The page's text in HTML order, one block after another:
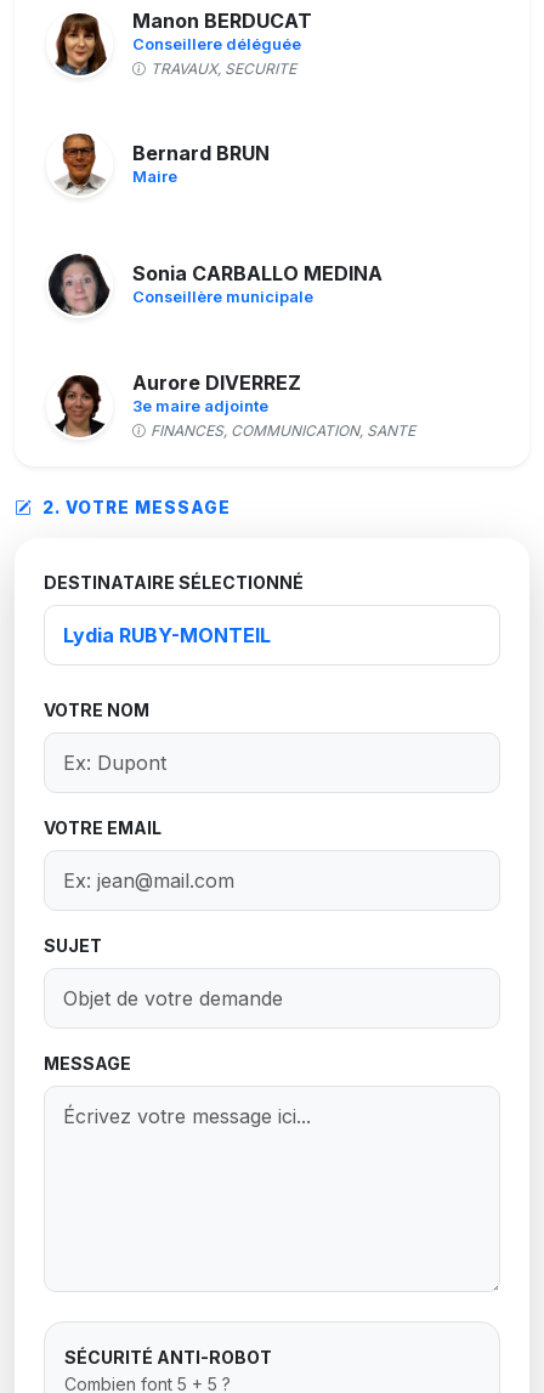
Manon BERDUCAT
Conseillere déléguée
TRAVAUX, SECURITE
Bernard BRUN
Maire
Sonia CARBALLO MEDINA
Conseillère municipale
Aurore DIVERREZ
3e maire adjointe
FINANCES, COMMUNICATION, SANTE
Fabien DUCROT
Noémie FAUVEL
5e maire adjointe
Sébastien FOUQUET
Conseiller municipal
Nadine FRAISSEIX LEGER
Conseillère municipale
Antoine LEBLANC
4e maire adjoint
Sébastien LEROY
Medhi PIEDFORT
2. VOTRE MESSAGE
DESTINATAIRE SÉLECTIONNÉ
VOTRE NOM
VOTRE EMAIL
SUJET
MESSAGE
SÉCURITÉ ANTI-ROBOT
Combien font 5 + 5 ?